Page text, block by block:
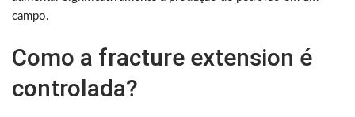
campo.
Como a fracture extension é
controlada?